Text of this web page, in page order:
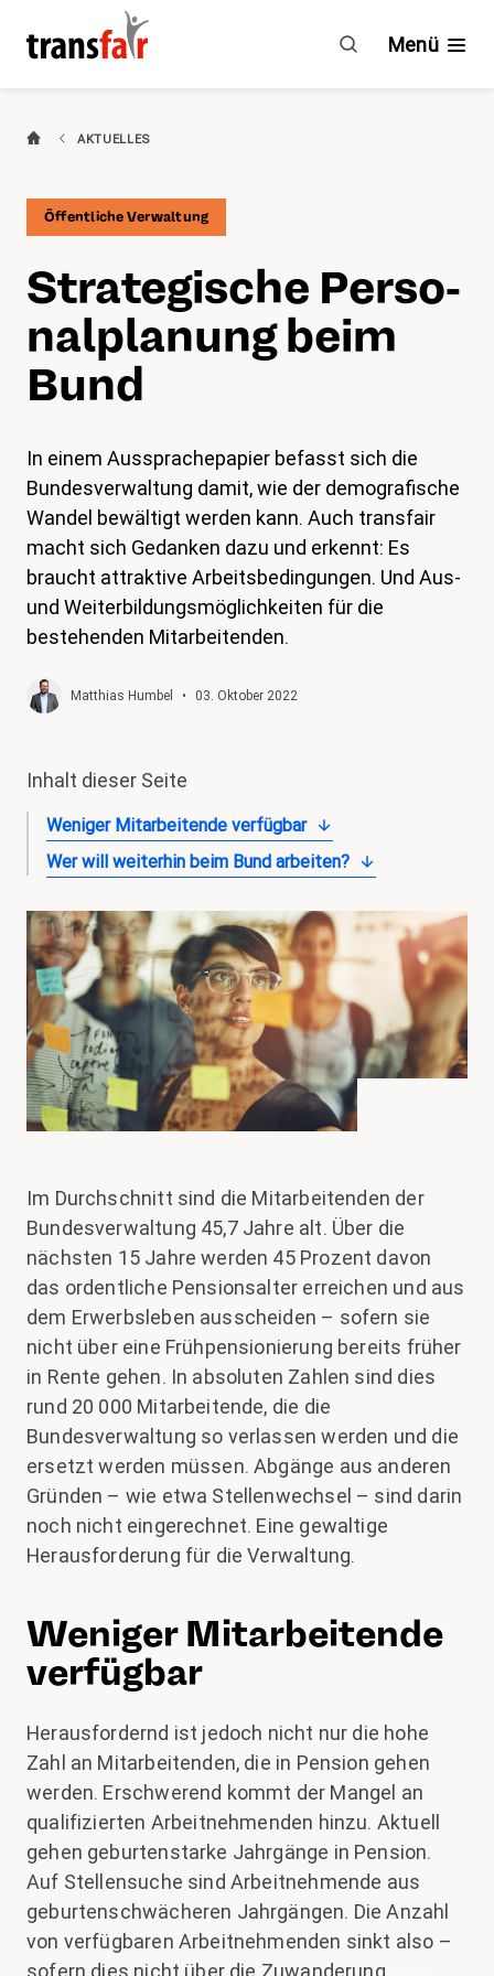
Personalplanung
Bund
magazin
Shop
Kontakt
Familienzeit
Meine Lehre. Meine Rechte
Branchen
Engagement
Über transfair
Mitgliedervorteile
Menü
AKTUELLES
Öffentliche Verwaltung
Strategische Per­so­
nal­pla­nung beim
Bund
In einem Aussprachepapier befasst sich die
Bundesverwaltung damit, wie der demografische
Wandel bewältigt werden kann. Auch transfair
macht sich Gedanken dazu und erkennt: Es
braucht attraktive Arbeitsbedingungen. Und Aus-
und Weiterbildungsmöglichkeiten für die
bestehenden Mitarbeitenden.
Matthias Humbel • 03. Oktober 2022
Inhalt dieser Seite
Weniger Mitarbeitende verfügbar
Wer will weiterhin beim Bund arbeiten?
Im Durchschnitt sind die Mitarbeitenden der
Bundesverwaltung 45,7 Jahre alt. Über die
nächsten 15 Jahre werden 45 Prozent davon
das ordentliche Pensionsalter erreichen und aus
dem Erwerbsleben ausscheiden – sofern sie
nicht über eine Frühpensionierung bereits früher
in Rente gehen. In absoluten Zahlen sind dies
rund 20 000 Mitarbeitende, die die
Bundesverwaltung so verlassen werden und die
ersetzt werden müssen. Abgänge aus anderen
Gründen – wie etwa Stellenwechsel – sind darin
noch nicht eingerechnet. Eine gewaltige
Herausforderung für die Verwaltung.
Weniger Mitarbeitende
verfügbar
Herausfordernd ist jedoch nicht nur die hohe
Zahl an Mitarbeitenden, die in Pension gehen
werden. Erschwerend kommt der Mangel an
qualifizierten Arbeitnehmenden hinzu. Aktuell
gehen geburtenstarke Jahrgänge in Pension.
Auf Stellensuche sind Arbeitnehmende aus
geburtenschwächeren Jahrgängen. Die Anzahl
von verfügbaren Arbeitnehmenden sinkt also –
sofern dies nicht über die Zuwanderung